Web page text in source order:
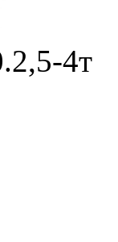
4т